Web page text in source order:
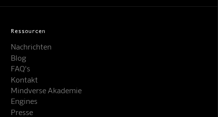
Ressourcen
Nachrichten
Blog
FAQ's
Kontakt
Mindverse Akademie
Engines
Presse